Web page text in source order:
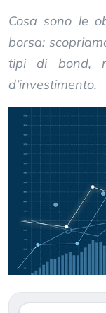
Cosa sono le
borsa:
tipi di bond,
d’investimento.